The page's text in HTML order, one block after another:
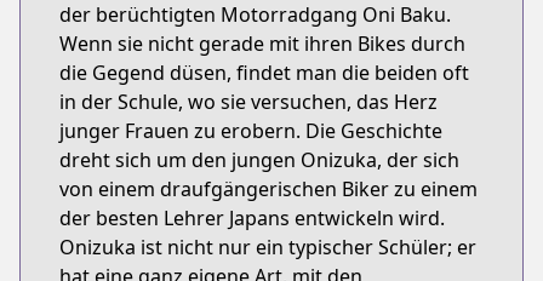
der berüchtigten Motorradgang Oni Baku.
Wenn sie nicht gerade mit ihren Bikes durch
die Gegend düsen, findet man die beiden oft
in der Schule, wo sie versuchen, das Herz
junger Frauen zu erobern. Die Geschichte
dreht sich um den jungen Onizuka, der sich
von einem draufgängerischen Biker zu einem
der besten Lehrer Japans entwickeln wird.
Onizuka ist nicht nur ein typischer Schüler; er